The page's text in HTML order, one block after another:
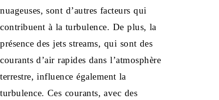
nuageuses, sont d’autres facteurs qui
contribuent à la turbulence. De plus, la
présence des jets streams, qui sont des
courants d’air rapides dans l’atmosphère
terrestre, influence également la
turbulence. Ces courants, avec des